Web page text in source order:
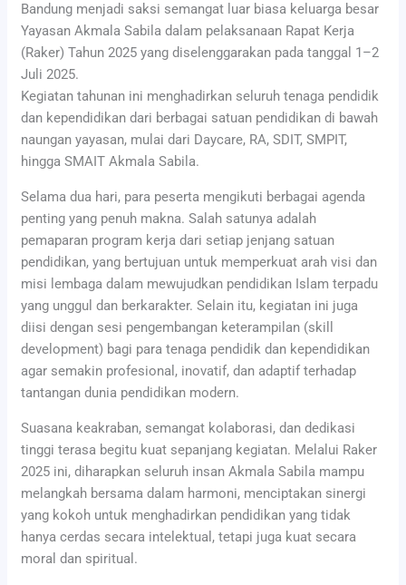
Bandung menjadi saksi semangat luar biasa keluarga besar
Yayasan Akmala Sabila dalam pelaksanaan Rapat Kerja
(Raker) Tahun 2025 yang diselenggarakan pada tanggal 1–2
Juli 2025.
Kegiatan tahunan ini menghadirkan seluruh tenaga pendidik
dan kependidikan dari berbagai satuan pendidikan di bawah
naungan yayasan, mulai dari Daycare, RA, SDIT, SMPIT,
hingga SMAIT Akmala Sabila.
Selama dua hari, para peserta mengikuti berbagai agenda
penting yang penuh makna. Salah satunya adalah
pemaparan program kerja dari setiap jenjang satuan
pendidikan, yang bertujuan untuk memperkuat arah visi dan
misi lembaga dalam mewujudkan pendidikan Islam terpadu
yang unggul dan berkarakter. Selain itu, kegiatan ini juga
diisi dengan sesi pengembangan keterampilan (skill
development) bagi para tenaga pendidik dan kependidikan
agar semakin profesional, inovatif, dan adaptif terhadap
tantangan dunia pendidikan modern.
Suasana keakraban, semangat kolaborasi, dan dedikasi
tinggi terasa begitu kuat sepanjang kegiatan. Melalui Raker
2025 ini, diharapkan seluruh insan Akmala Sabila mampu
melangkah bersama dalam harmoni, menciptakan sinergi
yang kokoh untuk menghadirkan pendidikan yang tidak
hanya cerdas secara intelektual, tetapi juga kuat secara
moral dan spiritual.